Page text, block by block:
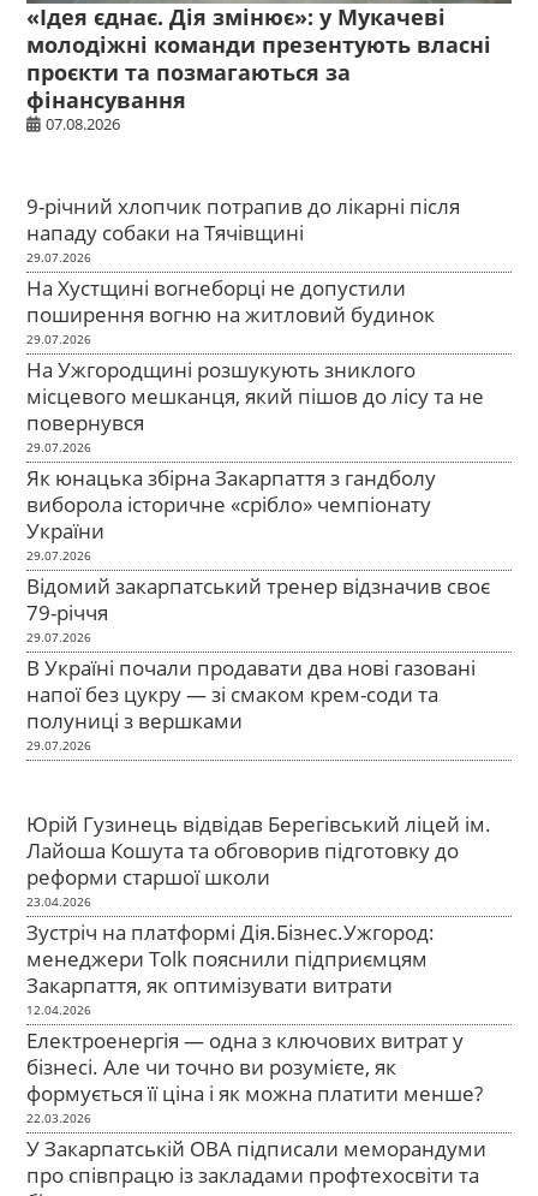
«Ідея єднає. Дія змінює»: у Мукачеві
молодіжні команди презентують власні
проєкти та позмагаються за
фінансування
07.08.2026
9-річний хлопчик потрапив до лікарні після
нападу собаки на Тячівщині
29.07.2026
На Хустщині вогнеборці не допустили
поширення вогню на житловий будинок
29.07.2026
На Ужгородщині розшукують зниклого
місцевого мешканця, який пішов до лісу та не
повернувся
29.07.2026
Як юнацька збірна Закарпаття з гандболу
виборола історичне «срібло» чемпіонату
України
29.07.2026
Відомий закарпатський тренер відзначив своє
79-річчя
29.07.2026
В Україні почали продавати два нові газовані
напої без цукру — зі смаком крем-соди та
полуниці з вершками
29.07.2026
Юрій Гузинець відвідав Берегівський ліцей ім.
Лайоша Кошута та обговорив підготовку до
реформи старшої школи
23.04.2026
Зустріч на платформі Дія.Бізнес.Ужгород:
менеджери Tolk пояснили підприємцям
Закарпаття, як оптимізувати витрати
12.04.2026
Електроенергія — одна з ключових витрат у
бізнесі. Але чи точно ви розумієте, як
формується її ціна і як можна платити менше?
22.03.2026
У Закарпатській ОВА підписали меморандуми
про співпрацю із закладами профтехосвіти та